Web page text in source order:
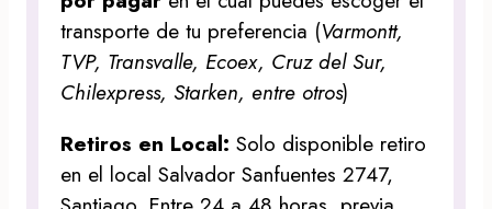
transporte de tu preferencia (Varmontt,
TVP, Transvalle, Ecoex, Cruz del Sur,
Chilexpress, Starken, entre otros)
Retiros en Local:Solo disponible retiro
en el local Salvador Sanfuentes 2747,